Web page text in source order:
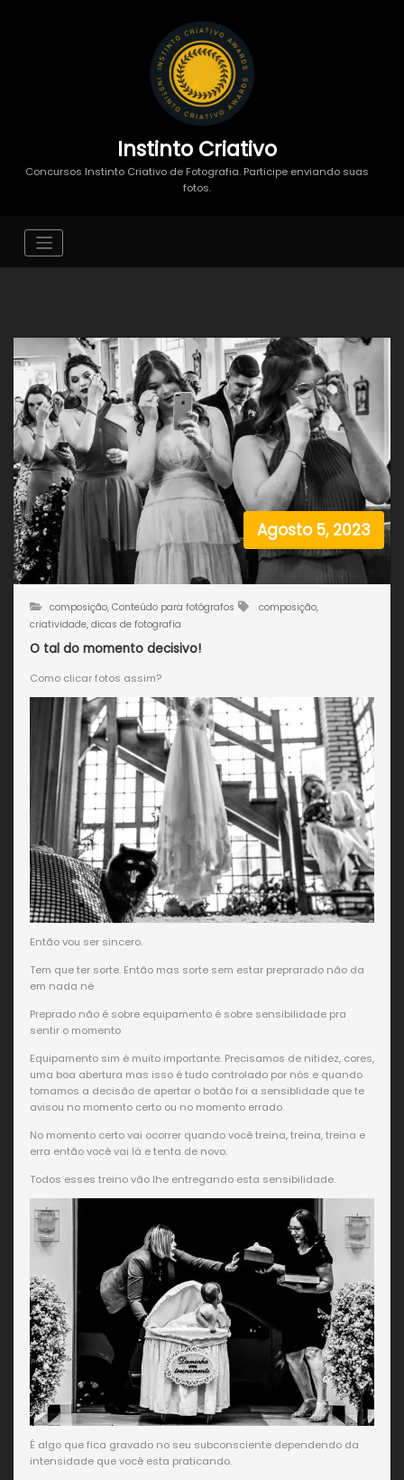
Instinto Criativo
Concursos Instinto Criativo de Fotografia. Participe enviando suas
fotos.
Agosto 5, 2023
composição, Conteúdo para fotógrafos composição,
criatividade, dicas de fotografia
O tal do momento decisivo!
Como clicar fotos assim?
Então vou ser sincero.
Tem que ter sorte. Então mas sorte sem estar preprarado não da
em nada né
Preprado não é sobre equipamento é sobre sensibilidade pra
sentir o momento
Equipamento sim é muito importante. Precisamos de nitidez, cores,
uma boa abertura mas isso é tudo controlado por nós e quando
tomamos a decisão de apertar o botão foi a sensiblidade que te
avisou no momento certo ou no momento errado.
No momento certo vai ocorrer quando você treina, treina, treina e
erra então você vai lá e tenta de novo.
Todos esses treino vão lhe entregando esta sensibilidade.
É algo que fica gravado no seu subconsciente dependendo da
intensidade que você esta praticando.